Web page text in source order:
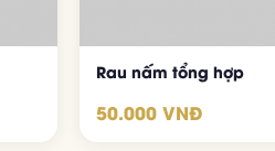
Rau nấm tổng hợp
50.000 VNĐ